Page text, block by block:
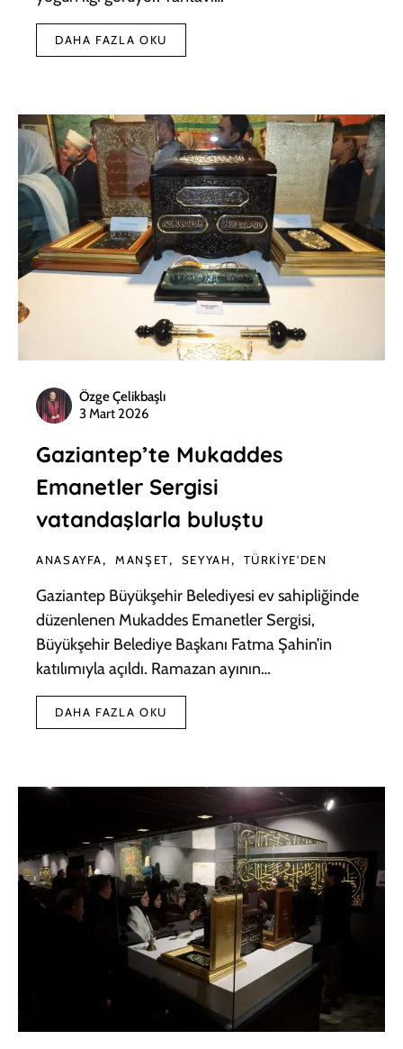
DAHA FAZLA OKU
Özge Çelikbaşlı
3 Mart 2026
Gaziantep’te Mukaddes
Emanetler Sergisi
vatandaşlarla buluştu
ANASAYFA MANŞET SEYYAH TÜRKIYE'DEN
Gaziantep Büyükşehir Belediyesi ev sahipliğinde
düzenlenen Mukaddes Emanetler Sergisi,
Büyükşehir Belediye Başkanı Fatma Şahin’in
katılımıyla açıldı. Ramazan ayının…
DAHA FAZLA OKU